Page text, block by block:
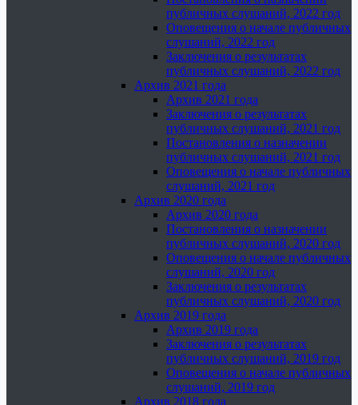
публичных слушаний, 2022 год
Оповещения о начале публичных
слушаний, 2022 год
Заключения о результатах
публичных слушаний, 2022 год
Архив 2021 года
Архив 2021 года
Заключения о результатах
публичных слушаний, 2021 год
Постановления о назначении
публичных слушаний, 2021 год
Оповещения о начале публичных
слушаний, 2021 год
Архив 2020 года
Архив 2020 года
Постановления о назначении
публичных слушаний, 2020 год
Оповещения о начале публичных
слушаний, 2020 год
Заключения о результатах
публичных слушаний, 2020 год
Архив 2019 года
Архив 2019 года
Заключения о результатах
публичных слушаний, 2019 год
Оповещения о начале публичных
слушаний, 2019 год
Архив 2018 года